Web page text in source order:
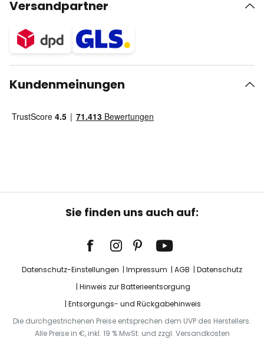
Versandpartner
Kundenmeinungen
Sie finden uns auch auf:
Datenschutz-Einstellungen Impressum AGB
Datenschutz
Hinweis zur Batterieentsorgung
Entsorgungs- und Rückgabehinweis
Die durchgestrichenen Preise entsprechen dem UVP des Herstellers.
Alle Preise in €, inkl. 19 % MwSt. und zzgl. Versandkosten